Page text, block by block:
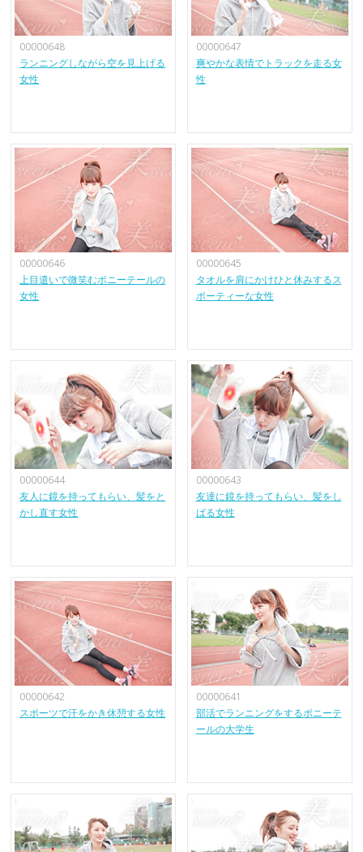
00000648
ランニングしながら空を見上げる
女性
00000647
爽やかな表情でトラックを走る女
性
00000646
上目遣いで微笑むポニーテールの
女性
00000645
タオルを肩にかけひと休みするス
ポーティーな女性
00000644
友人に鏡を持ってもらい、髪をと
かし直す女性
00000643
友達に鏡を持ってもらい、髪をし
ばる女性
00000642
スポーツで汗をかき休憩する女性
00000641
部活でランニングをするポニーテ
ールの大学生